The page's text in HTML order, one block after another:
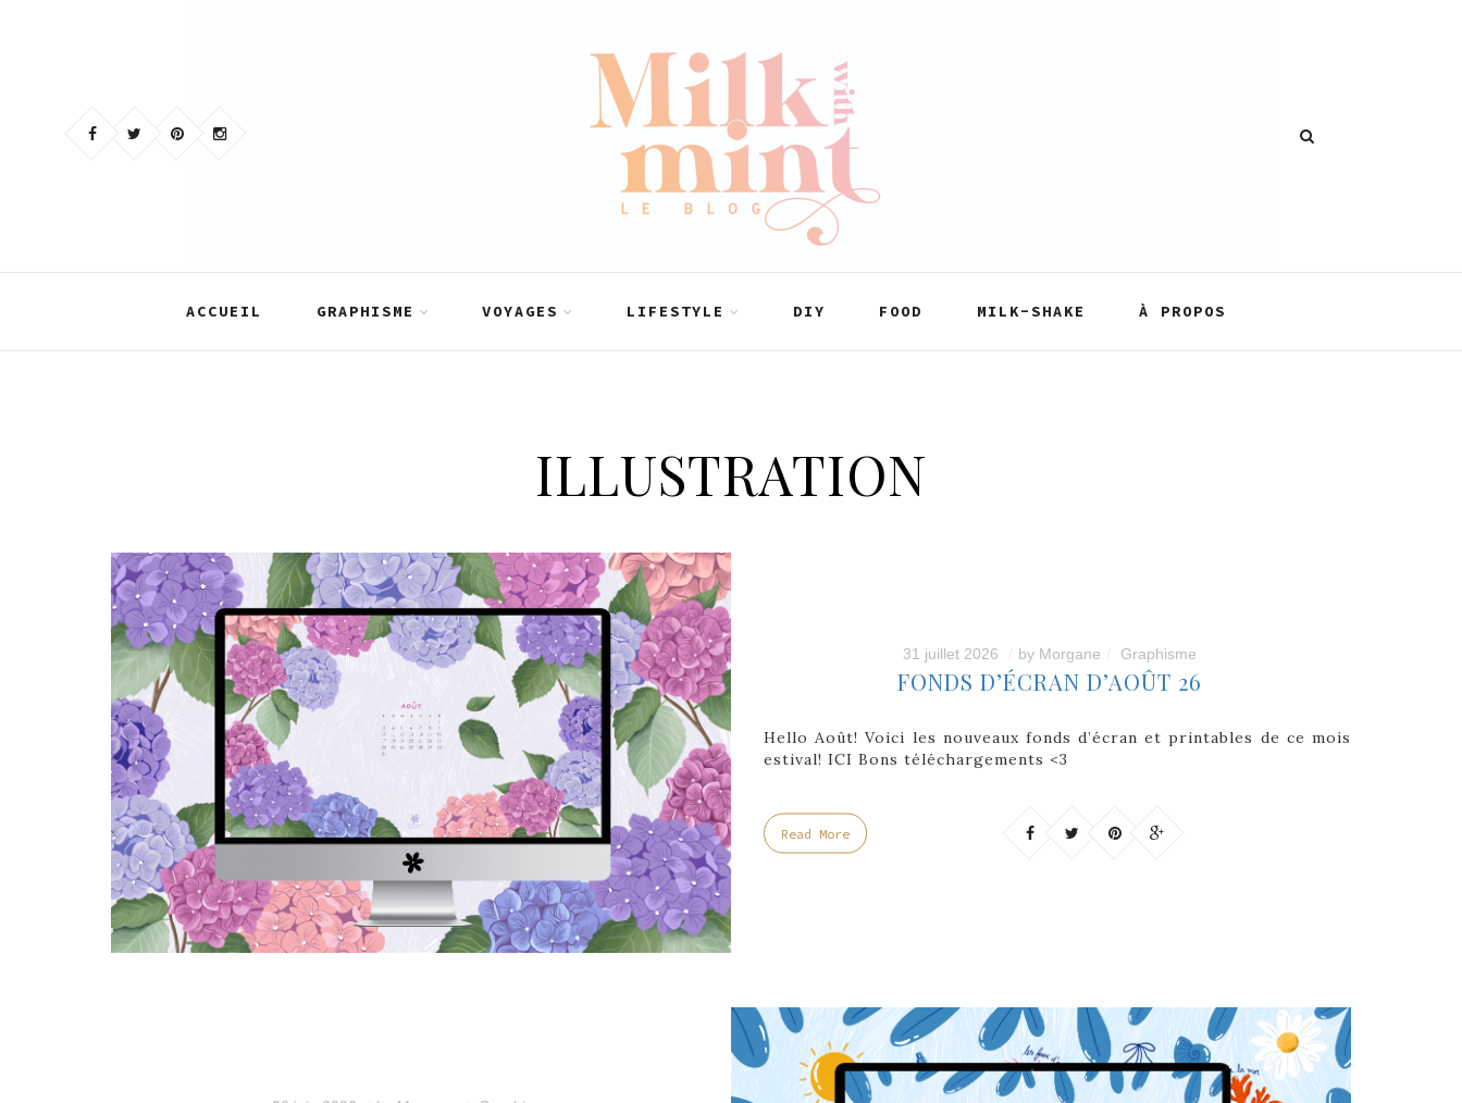
ACCUEIL GRAPHISME VOYAGES LIFESTYLE DIY FOOD MILK-SHAKE À PROPOS
ILLUSTRATION
31 juillet 2026 by Morgane Graphisme
FONDS D’ÉCRAN D’AOÛT 26
Hello Août! Voici les nouveaux fonds d’écran et printables de ce mois
estival! ICI Bons téléchargements <3
Read More